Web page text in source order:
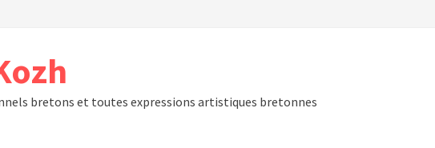
bretons et toutes expressions artistiques bretonnes